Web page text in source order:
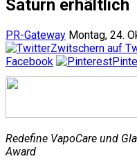
Saturn erhältlich
PR-Gateway Montag, 24.
Zwitschern auf
Facebook
Redefine VapoCare und
Award